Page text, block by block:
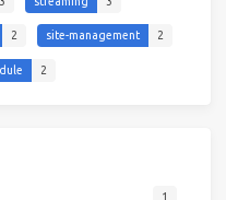
2 site-management 2
2
1